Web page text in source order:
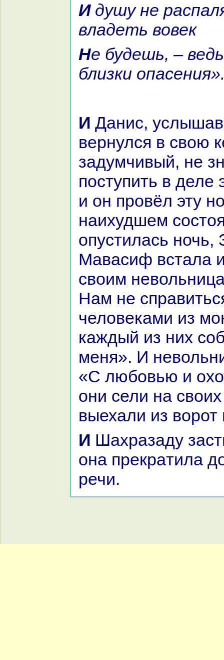
И душу не paспаляй нa то, чем
владеть вовек
Не будешь, – ведь к жадности
близки
И Данис, услышав её стихи,
вернулся в свою
задумчивый, не
поступить в деле
и он провёл эту
нaихудшем
опустилась ночь,
Мавасиф встала
своим
Нам не
человеками из
каждый из них
меня». И
«С любовью и
они сели нa
выехали из
И Шахpaзаду застигло утро, и
онa прекpaтила
речи.